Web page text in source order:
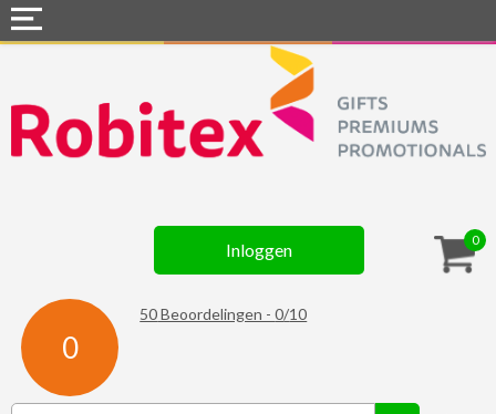
0
Inloggen
0
50Beoordelingen -0/10
Webshops
Snel naar »
Assortiment
Contact
☆ Prijsknallers ☆